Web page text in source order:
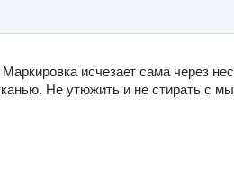
исчезает сама через
Не утюжить и не стирать с